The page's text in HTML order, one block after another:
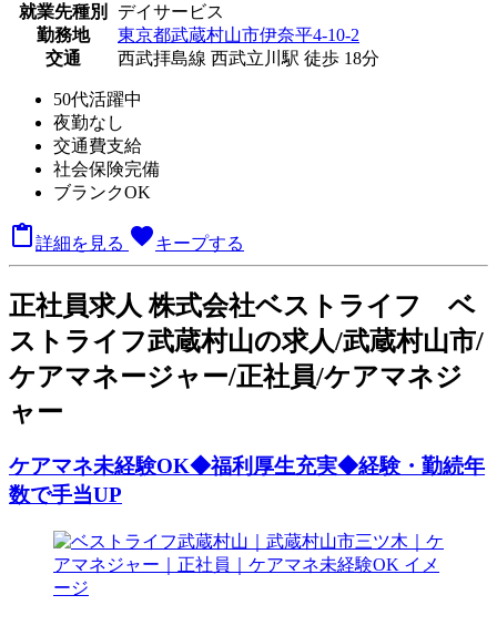
就業先種別
デイサービス
勤務地
東京都武蔵村山市伊奈平4-10-2
交通
西武拝島線 西武立川駅 徒歩 18分
50代活躍中
夜勤なし
交通費支給
社会保険完備
ブランクOK
詳細を見る favoriteキープする
正社員求人 株式会社ベストライフ ベ
ストライフ武蔵村山の求人/武蔵村山市/
ケアマネージャー/正社員/ケアマネジ
ャー
ケアマネ未経験OK◆福利厚生充実◆経験・勤続年
数で手当UP